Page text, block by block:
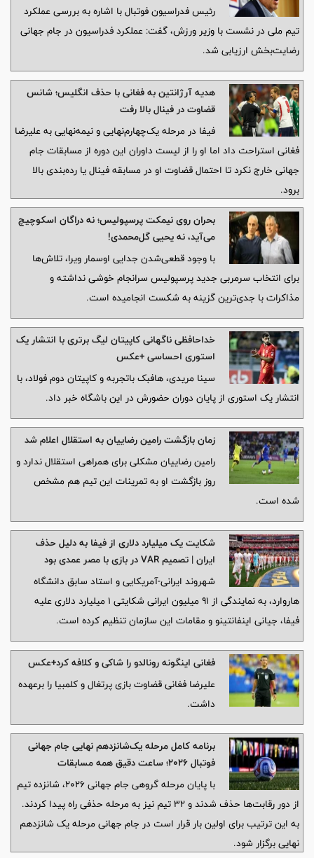
رئیس فدراسیون فوتبال با اشاره به بررسی عملکرد
تیم ملی در نشست با وزیر ورزش، گفت: عملکرد فدراسیون در جام جهانی
رضایت‌بخش ارزیابی شد.
هدیه آرژانتین به فغانی با حذف انگلیس؛‌ شانس
قضاوت در فینال بالا رفت
فیفا در مرحله یک‌چهارم‌نهایی و نیمه‌نهایی به علیرضا
فغانی استراحت داد اما او را از لیست داوران این دوره از مسابقات جام
جهانی خارج نکرد تا احتمال قضاوت او در مسابقه فینال یا رده‌بندی بالا
برود.
بحران روی نیمکت پرسپولیس؛ نه دراگان اسکوچیچ
می‌آید، نه یحیی گل‌محمدی!
با وجود قطعی‌شدن جدایی اوسمار ویرا، تلاش‌ها
برای انتخاب سرمربی جدید پرسپولیس سرانجام خوشی نداشته و
مذاکرات با جدی‌ترین گزینه به شکست انجامیده است.
خداحافظی ناگهانی کاپیتان لیگ برتری با انتشار یک
استوری احساسی +عکس
سینا مریدی، هافبک باتجربه و کاپیتان دوم فولاد، با
انتشار یک استوری از پایان دوران حضورش در این باشگاه خبر داد.
زمان بازگشت رامین رضاییان به استقلال اعلام شد
رامین رضاییان مشکلی برای همراهی استقلال ندارد و
روز بازگشت او به تمرینات این تیم هم مشخص
شده است.
شکایت یک میلیارد دلاری از فیفا به دلیل حذف
ایران | تصمیم VAR در بازی با مصر عمدی بود
شهروند ایرانی-آمریکایی و استاد سابق دانشگاه
هاروارد، به نمایندگی از ۹۱ میلیون ایرانی شکایتی ۱ میلیارد دلاری علیه
فیفا، جیانی اینفانتینو و مقامات این سازمان تنظیم کرده است.
فغانی اینگونه رونالدو را شاکی و کلافه کرد+عکس
علیرضا فغانی قضاوت بازی پرتغال و کلمبیا را برعهده
داشت.
برنامه کامل مرحله یک‌شانزدهم نهایی جام جهانی
فوتبال ۲۰۲۶؛ ساعت دقیق همه مسابقات
با پایان مرحله گروهی جام جهانی ۲۰۲۶، شانزده تیم
از دور رقابت‌ها حذف شدند و ۳۲ تیم نیز به مرحله حذفی راه پیدا کردند.
به این ترتیب برای اولین بار قرار است در جام جهانی مرحله یک شانزدهم
نهایی برگزار شود.